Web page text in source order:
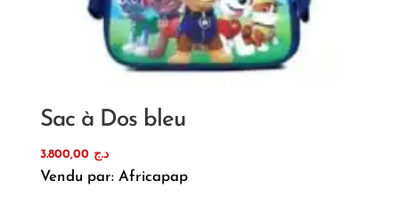
Sac à Dos bleu
د.ج 3.800,00
Vendu par: Africapap